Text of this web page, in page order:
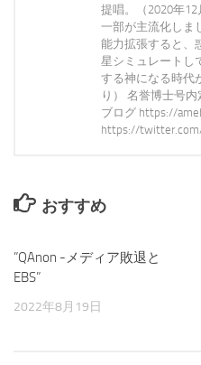
提唱。（2020年
一部が主流化しま
能力拡張すると、
星シミュレートし
する神になる時代
り） 名誉博士号
ブログ https://
https://
おすすめ
”QAnon -メディア敗退と
EBS”
2022年8月19日